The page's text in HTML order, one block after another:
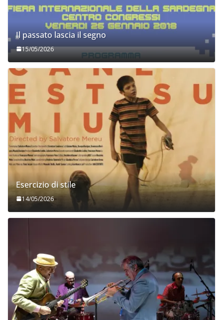
Il passato lascia il segno
15/05/2026
Esercizio di stile
14/05/2026